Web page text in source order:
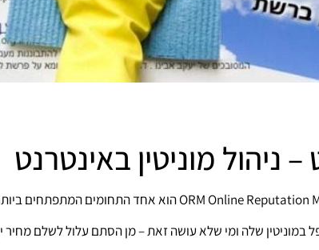
– ניהול מוניטין באינטרנט
במוניטין שלה ומי שלא עושה זאת – מן הסתם עלול לשלם מחיר